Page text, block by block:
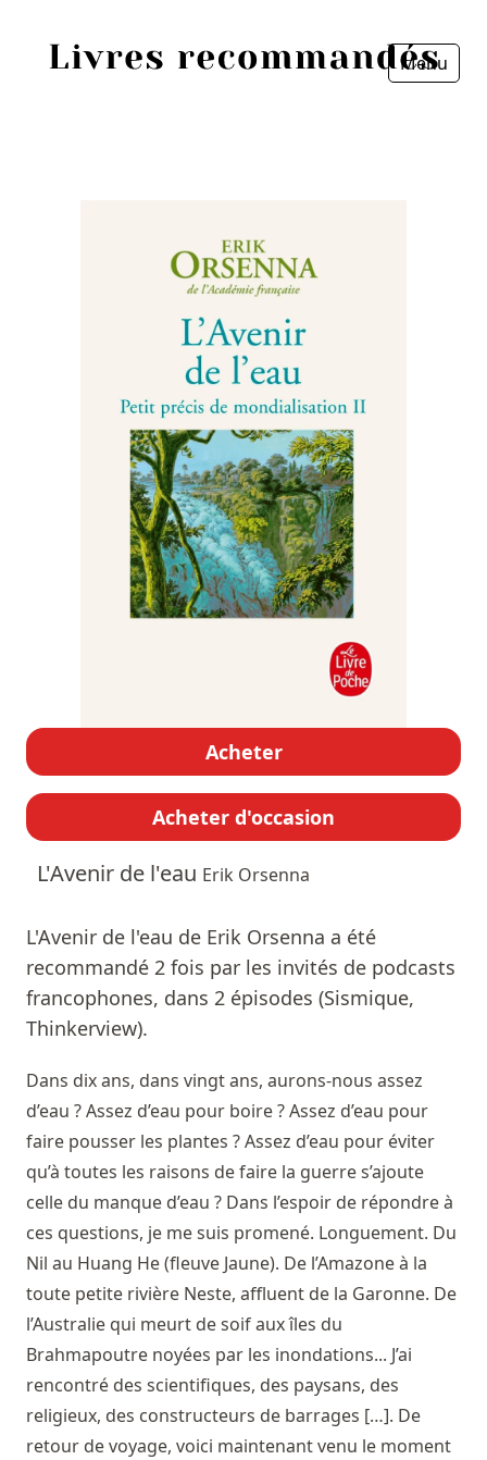
Menu
Acheter
Acheter d'occasion
L'Avenir de l'eau Erik Orsenna
L'Avenir de l'eau de Erik Orsenna a été
recommandé 2 fois par les invités de podcasts
francophones, dans 2 épisodes (Sismique,
Thinkerview).
Dans dix ans, dans vingt ans, aurons-nous assez
d’eau ? Assez d’eau pour boire ? Assez d’eau pour
faire pousser les plantes ? Assez d’eau pour éviter
qu’à toutes les raisons de faire la guerre s’ajoute
celle du manque d’eau ? Dans l’espoir de répondre à
ces questions, je me suis promené. Longuement. Du
Nil au Huang He (fleuve Jaune). De l’Amazone à la
toute petite rivière Neste, affluent de la Garonne. De
l’Australie qui meurt de soif aux îles du
Brahmapoutre noyées par les inondations... J’ai
rencontré des scientifiques, des paysans, des
religieux, des constructeurs de barrages […]. De
retour de voyage, voici maintenant venu le moment
Livres les plus recommandés
Prix littéraires
Fermer